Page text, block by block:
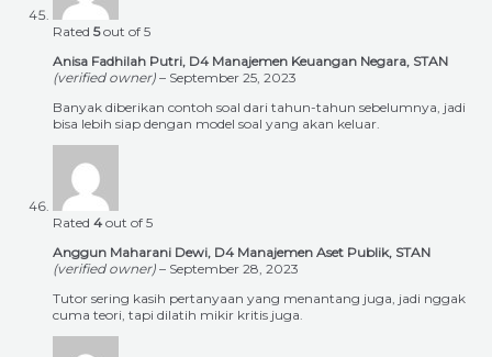
Rated 5out of 5
Anisa Fadhilah Putri, D4 Manajemen Keuangan Negara, STAN
(verified owner) – September 25, 2023
Banyak diberikan contoh soal dari tahun-tahun sebelumnya, jadi
bisa lebih siap dengan model soal yang akan keluar.
Rated 4 out of 5
Anggun Maharani Dewi, D4 Manajemen Aset Publik, STAN
(verified owner) – September 28, 2023
Tutor sering kasih pertanyaan yang menantang juga, jadi nggak
cuma teori, tapi dilatih mikir kritis juga.